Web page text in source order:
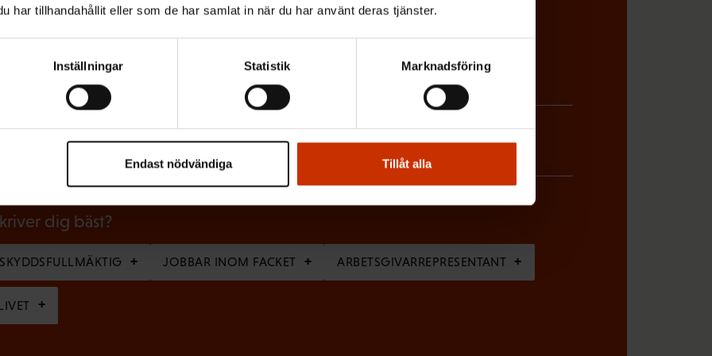
har tillhandahållit eller som de har samlat in när du har använt deras tjänster.
Inställningar Statistik Marknadsföring
Endast nödvändiga Tillåt alla
Efternamn
(
O
b
i
a
t
dig bäst?
JOBBAR INOM FACKET ARBETSGIVARREPRESENTANT